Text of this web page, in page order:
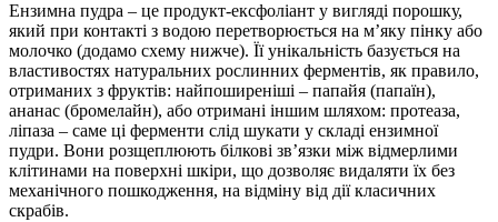
Ензимна пудра – це продукт-ексфоліант у вигляді порошку,
який при контакті з водою перетворюється на м’яку пінку або
молочко (додамо схему нижче). Її унікальність базується на
властивостях натуральних рослинних ферментів, як правило,
отриманих з фруктів: найпоширеніші – папайя (папаїн),
ананас (бромелайн), або отримані іншим шляхом: протеаза,
ліпаза – саме ці ферменти слід шукати у складі ензимної
пудри. Вони розщеплюють білкові зв’язки між відмерлими
клітинами на поверхні шкіри, що дозволяє видаляти їх без
механічного пошкодження, на відміну від дії класичних
скрабів.